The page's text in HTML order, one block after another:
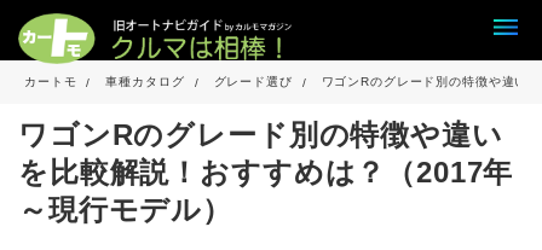
カートモ 車種カタログ グレード選び ワゴンRのグレード別の特徴や違い
ワゴンRのグレード別の特徴や違い
を比較解説！おすすめは？（2017年
～現行モデル）